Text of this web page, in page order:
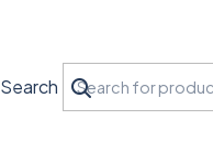
Search